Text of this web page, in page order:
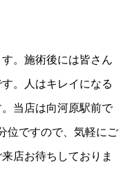
。施術後には皆さん
。人はキレイになる
当店は向河原駅前で
位ですので、気軽にご
店お待ちしておりま